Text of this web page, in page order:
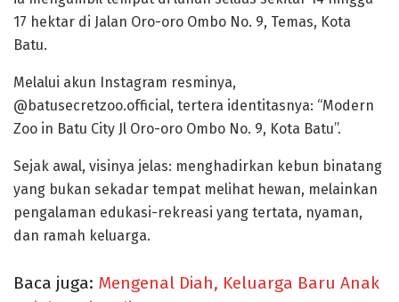
17 hektar di Jalan Oro-oro Ombo No. 9, Temas, Kota
Batu.
Melalui akun Instagram resminya,
@batusecretzoo.official, tertera identitasnya: “Modern
Zoo in Batu City Jl Oro-oro Ombo No. 9, Kota Batu”.
Sejak awal, visinya jelas: menghadirkan kebun binatang
yang bukan sekadar tempat melihat hewan, melainkan
pengalaman edukasi-rekreasi yang tertata, nyaman,
dan ramah keluarga.
Baca juga: Mengenal Diah, Keluarga Baru Anak